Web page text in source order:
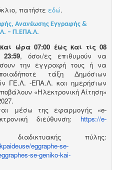
πατήστε εδώ.
Ανανέωσης Εγγραφής &
– Π.ΕΠΑ.Λ.
και ώρα 07:00 έως και τις 08
, όσοι/ες επιθυμούν να
την εγγραφή τους ή να
τάξη Δημόσιων
ΓΕ.Λ. -ΕΠΑ.Λ. και ημερήσιων
«Ηλεκτρονική Αίτηση»
μέσω της εφαρμογής «e-
διεύθυνση: https://e-
πύλης:
eggraphe-se-
se-geniko-kai-